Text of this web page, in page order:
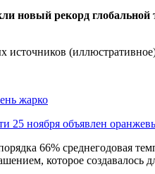
источников
жарко
25 ноября объявлен
66% среднегодовая
которое создавалось